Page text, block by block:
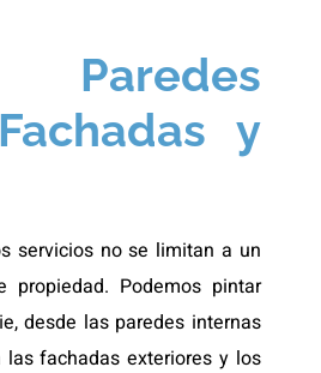
Paredes
y
servicios no se limitan a un
propiedad. Podemos pintar
desde las paredes internas
fachadas exteriores y los